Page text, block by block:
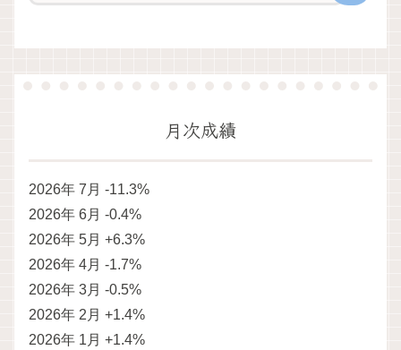
月次成績
2026年 7月 -11.3%
2026年 6月 -0.4%
2026年 5月 +6.3%
2026年 4月 -1.7%
2026年 3月 -0.5%
2026年 2月 +1.4%
2026年 1月 +1.4%